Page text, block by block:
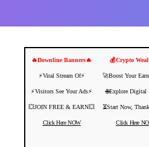
🔥Downline Banners🔥
⚡️Viral Stream Of⚡️
⚡️Visitors See Your Ads⚡
💥JOIN FREE & EARN💥
Click Here NOW
💰Crypto
🚀Boost Your
🌐Explore Digital
⏳Start Now,
Click Here